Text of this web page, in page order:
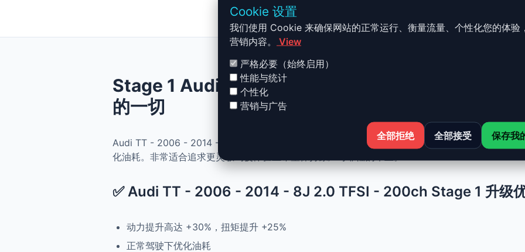
Stage 1 Audi TT - 2006 - 2014 - 8J 2.0 TFSI -
的一切
Audi TT - 2006 - 2014 - 8J 2.0 TFSI - 200ch 的 Stage 1 升级结合了性能、安全与简便性。无需
化油耗。非常适合追求更灵敏驾驶体验且希望保持原厂可靠性的车主。
✅ Audi TT - 2006 - 2014 - 8J 2.0 TFSI - 200ch Stage 1 升级
动力提升高达 +30%，扭矩提升 +25%
正常驾驶下优化油耗
Cookie 设置
我们使用 Cookie 来确保网站的正常运行、衡量流量、个性化您的体验
营销内容。
View
严格必要（始终启用）
性能与统计
个性化
营销与广告
全部拒绝 全部接受 保存我